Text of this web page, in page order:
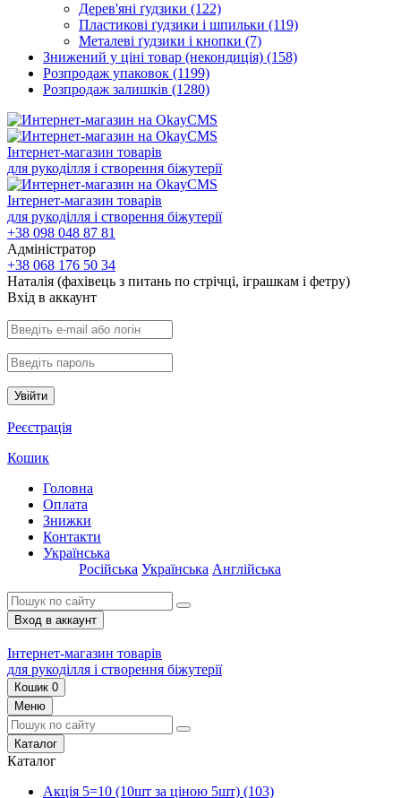
Дерев'яні ґудзики (122)
Пластикові ґудзики і шпильки (119)
Металеві ґудзики і кнопки (7)
Знижений у ціні товар (некондиція) (158)
Розпродаж упаковок (1199)
Розпродаж залишків (1280)
Інтернет-магазин товарів
для рукоділля і створення біжутерії
Інтернет-магазин товарів
для рукоділля і створення біжутерії
+38 098 048 87 81
Адміністратор
+38 068 176 50 34
Наталія (фахівець з питань по стрічці, іграшкам і фетру)
Вхiд в аккаунт
Увійти
Реєстрація
Кошик
Головна
Оплата
Знижки
Контакти
Українська
Російська Українська Англійська
Вход в аккаунт
Інтернет-магазин товарів
для рукоділля і створення біжутерії
Кошик 0
Меню
Каталог
Каталог
Акція 5=10 (10шт за ціною 5шт) (103)